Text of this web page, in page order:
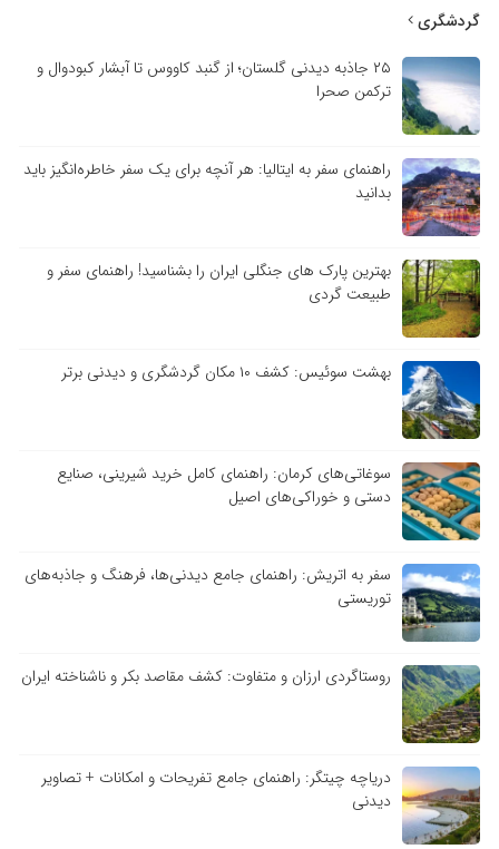
گردشگری
۲۵ جاذبه دیدنی گلستان؛ از گنبد کاووس تا آبشار کبودوال و
ترکمن صحرا
راهنمای سفر به ایتالیا: هر آنچه برای یک سفر خاطره‌انگیز باید
بدانید
بهترین پارک های جنگلی ایران را بشناسید! راهنمای سفر و
طبیعت گردی
بهشت سوئیس: کشف ۱۰ مکان گردشگری و دیدنی برتر
سوغاتی‌های کرمان: راهنمای کامل خرید شیرینی، صنایع
دستی و خوراکی‌های اصیل
سفر به اتریش: راهنمای جامع دیدنی‌ها، فرهنگ و جاذبه‌های
توریستی
روستاگردی ارزان و متفاوت: کشف مقاصد بکر و ناشناخته ایران
دریاچه چیتگر: راهنمای جامع تفریحات و امکانات + تصاویر
دیدنی